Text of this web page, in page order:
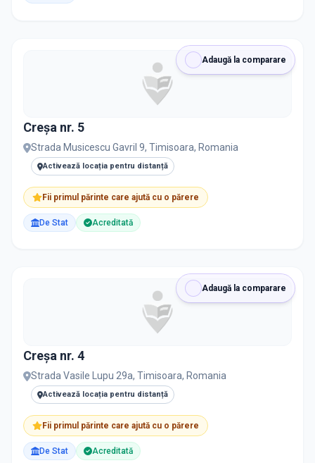
Adaugă la comparare
Creșa nr. 5
Strada Musicescu Gavril 9, Timisoara, Romania
Activează locația pentru distanță
Fii primul părinte care ajută cu o părere
De Stat Acreditată
Adaugă la comparare
Creșa nr. 4
Strada Vasile Lupu 29a, Timisoara, Romania
Activează locația pentru distanță
Fii primul părinte care ajută cu o părere
De Stat Acreditată